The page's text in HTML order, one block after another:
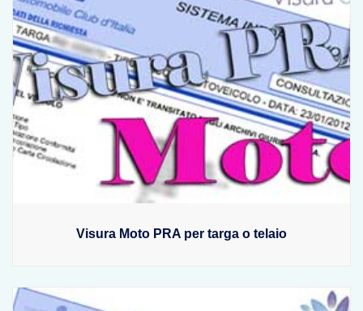
Visura Moto PRA per targa o telaio